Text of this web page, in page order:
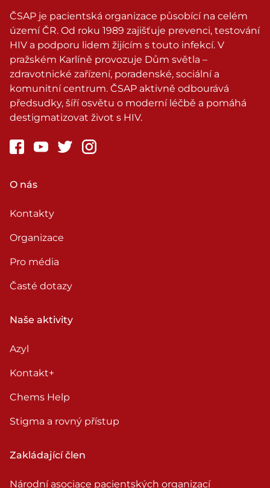
ČSAP je pacientská organizace působící na celém
území ČR. Od roku 1989 zajišťuje prevenci, testování
HIV a podporu lidem žijícím s touto infekcí. V
pražském Karlíně provozuje Dům světla –
zdravotnické zařízení, poradenské, sociální a
komunitní centrum. ČSAP aktivně odbourává
předsudky, šíří osvětu o moderní léčbě a pomáhá
destigmatizovat život s HIV.
O nás
Kontakty
Organizace
Pro média
Časté dotazy
Naše aktivity
Azyl
Kontakt+
Chems Help
Stigma a rovný přístup
Zakládající člen
Národní asociace pacientských organizací